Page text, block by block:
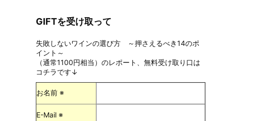
GIFTを受け取って
失敗しないワインの選び方 ～押さえるべき14のポ
イント～
（通常1100円相当）のレポート、無料受け取り口は
コチラです↓
お名前 ※
E-Mail ※